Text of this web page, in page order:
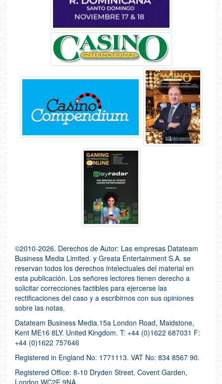
©2010-2026. Derechos de Autor: Las empresas Datateam
Business Media Limited. y Greata Entertainment S.A. se
reservan todos los derechos intelectuales del material en
esta publicación. Los señores lectores tienen derecho a
solicitar correcciones factibles para ejercerse las
rectificaciones del caso y a escribirnos con sus opiniones
sobre las notas.
Datateam Business Media.15a London Road, Maidstone,
Kent ME16 8LY. United Kingdom. T: +44 (0)1622 687031 F:
+44 (0)1622 757646
Registered in England No: 1771113. VAT No: 834 8567 90.
Registered Office: 8-10 Dryden Street, Covent Garden,